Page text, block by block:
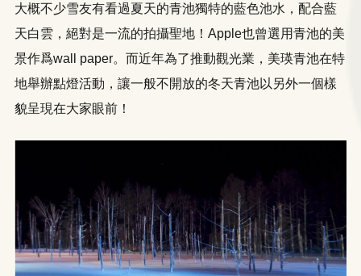
大概不少雪友有看過夏天的青池獨特的藍色池水，配合藍
天白雲，絕對是一流的拍攝聖地！Apple也曾選用青池的美
景作爲wall paper。而近年為了推動觀光業，美瑛青池在特
地舉辦點燈活動，讓一般不開放的冬天青池以另外一個樣
貌呈現在大家眼前！